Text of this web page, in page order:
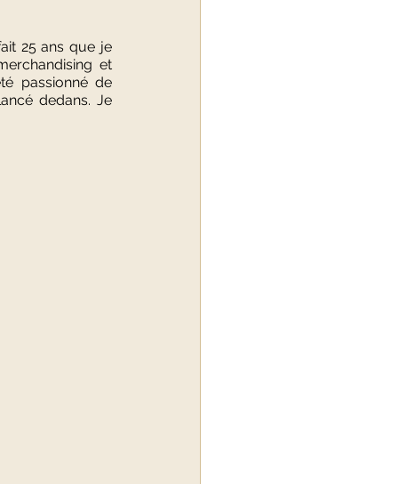
25 ans que je
et
passionné de
dedans. Je